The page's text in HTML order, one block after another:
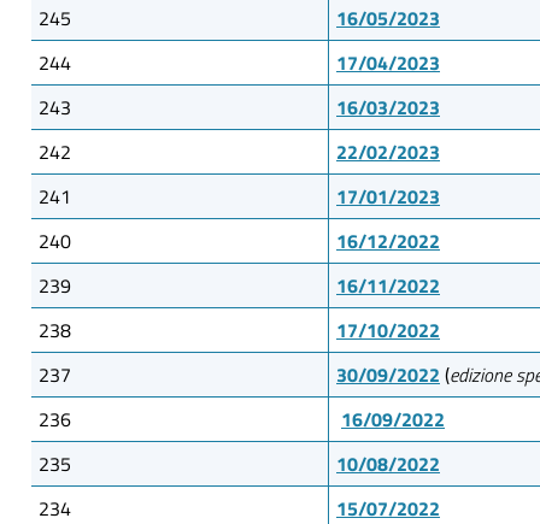
245
16/05/2023
244
17/04/2023
243
16/03/2023
242
22/02/2023
241
17/01/2023
240
16/12/2022
239
16/11/2022
238
17/10/2022
237
30/09/2022 (edizione
236
16/09/2022
235
10/08/2022
234
15/07/2022